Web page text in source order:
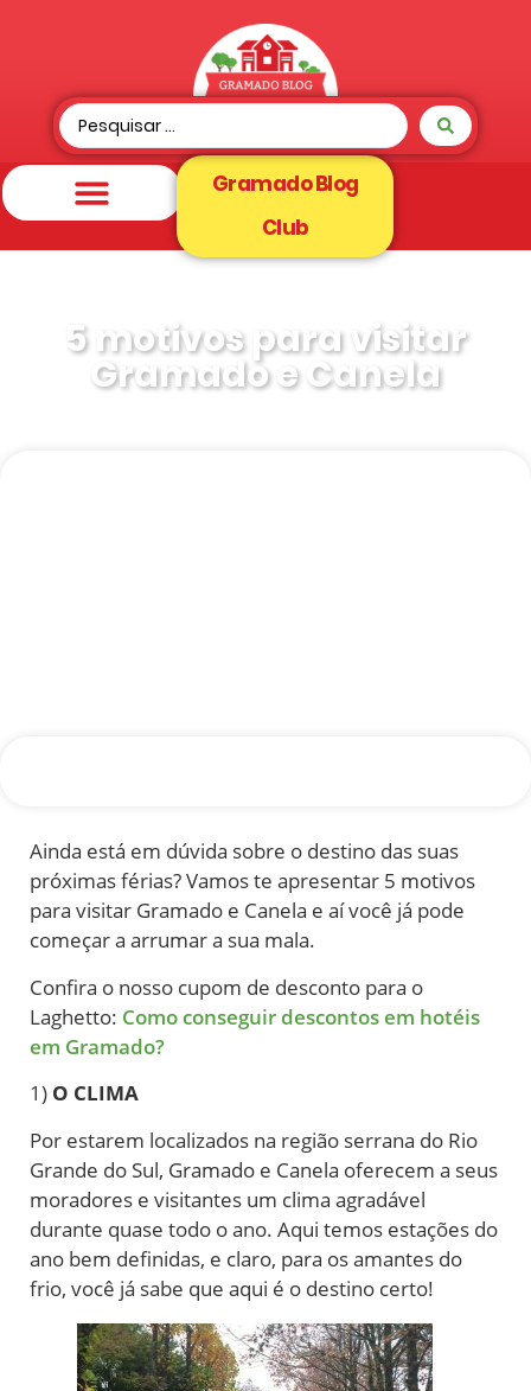
Gramado Blog
Club
5 motivos para visitar
Gramado e Canela
Ainda está em dúvida sobre o destino das suas
próximas férias? Vamos te apresentar 5 motivos
para visitar Gramado e Canela e aí você já pode
começar a arrumar a sua mala.
Confira o nosso cupom de desconto para o
Laghetto: Como conseguir descontos em hotéis
em Gramado?
1) O CLIMA
Por estarem localizados na região serrana do Rio
Grande do Sul, Gramado e Canela oferecem a seus
moradores e visitantes um clima agradável
durante quase todo o ano. Aqui temos estações do
ano bem definidas, e claro, para os amantes do
frio, você já sabe que aqui é o destino certo!